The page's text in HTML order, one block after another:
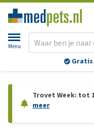
Menu
Gratis
Trovet Week: tot
meer